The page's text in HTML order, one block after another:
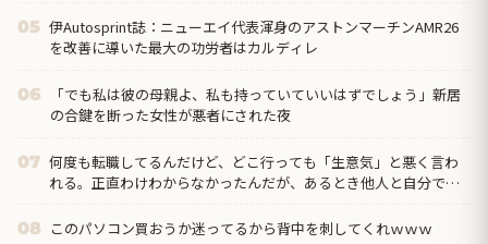
05 伊Autosprint誌：ニューエイ代表渾身のアストンマーチンAMR26
を改善に導いた最大の功労者はカルディレ
06
「でも私は彼の母親よ、私も持っていていいはずでしょう」新居
の合鍵を断った女性が悪者にされた夜
07 何度も転職してるんだけど、どこ行っても「生意気」と悪く言わ
れる。正直わけわからなかったんだが、あるとき他人と自分では
08 このパソコン買おうか迷ってるから背中を刺してくれｗｗｗ